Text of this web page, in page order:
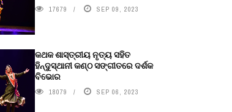
17679 SEP 09, 2023
କଥକ ଶାସ୍ତ୍ରୀୟ ନୃତ୍ୟ ସହିତ
ହିନ୍ଦୁସ୍ଥାନୀ କଣ୍ଠ ସଙ୍ଗୀତରେ ଦର୍ଶକ
ବିଭୋର
18079 SEP 06, 2023